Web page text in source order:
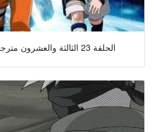
أنمي ناروتو Naruto الحلقة 23 الثالثة والعشرون مترجمة